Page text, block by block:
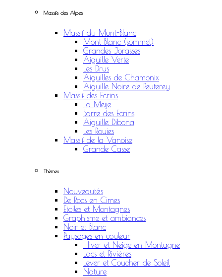
Massifs des Alpes
Massif du Mont-Blanc
Mont Blanc (sommet)
Grandes Jorasses
Aiguille Verte
Les Drus
Aiguilles de Chamonix
Aiguille Noire de Peuterey
Massif des Ecrins
La Meije
Barre des Ecrins
Aiguille Dibona
Les Rouies
Massif de la Vanoise
Grande Casse
Thèmes
Nouveautés
De Rocs en Cimes
Etoiles et Montagnes
Graphisme et ambiances
Noir et Blanc
Paysages en couleur
Hiver et Neige en Montagne
Lacs et Rivières
Lever et Coucher de Soleil
Nature